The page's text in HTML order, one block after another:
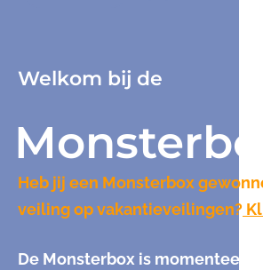
Welkom bij de
Monsterbox
Heb jij een Monsterbox
veiling op vakantieveilingen?
De Monsterbox is momenteel